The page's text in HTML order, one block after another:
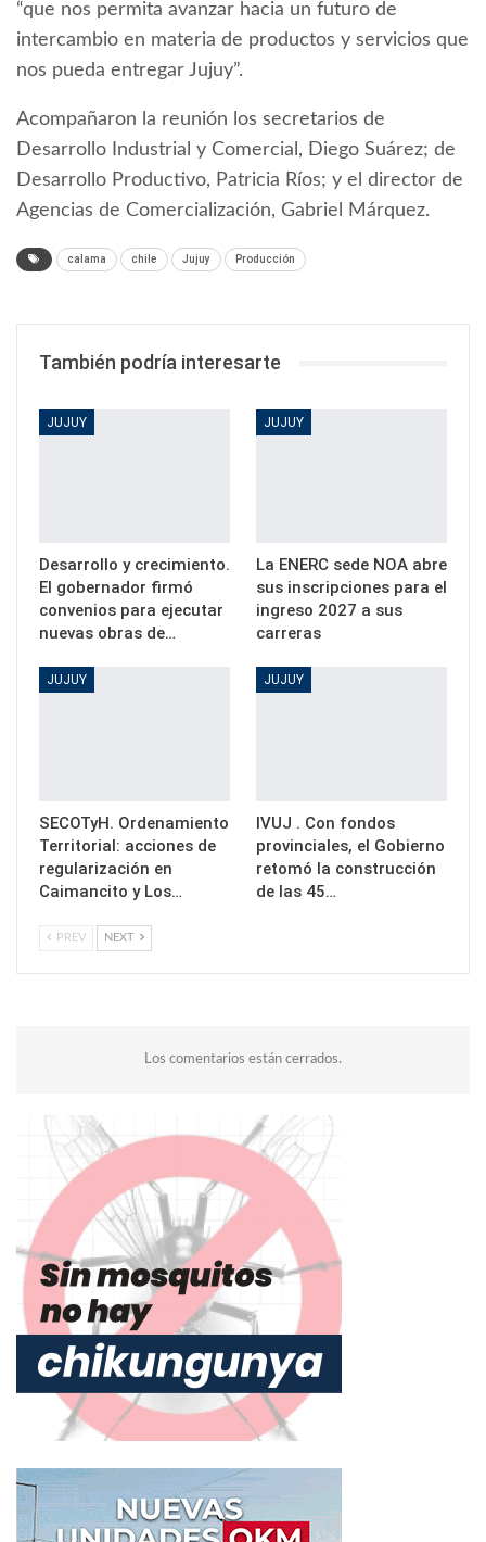
“que nos permita avanzar hacia un futuro de
intercambio en materia de productos y servicios que
nos pueda entregar Jujuy”.
Acompañaron la reunión los secretarios de
Desarrollo Industrial y Comercial, Diego Suárez; de
Desarrollo Productivo, Patricia Ríos; y el director de
Agencias de Comercialización, Gabriel Márquez.
calama chile Jujuy Producción
También podría interesarte
JUJUY
Desarrollo y crecimiento.
El gobernador firmó
convenios para ejecutar
nuevas obras de…
JUJUY
La ENERC sede NOA abre
sus inscripciones para el
ingreso 2027 a sus
carreras
JUJUY
SECOTyH. Ordenamiento
Territorial: acciones de
regularización en
Caimancito y Los…
JUJUY
IVUJ . Con fondos
provinciales, el Gobierno
retomó la construcción
de las 45…
PREV NEXT
Los comentarios están cerrados.